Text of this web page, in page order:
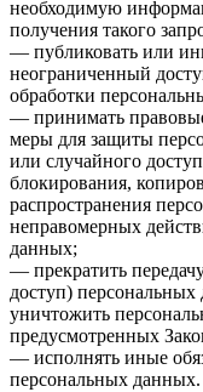
необходимую
получения такого
— публиковать или
неограниченный
обработки
— принимать
меры для защиты
или случайного
блокирования,
распространения
неправомерных
данных;
— прекратить
доступ) персональных
уничтожить
предусмотренных
— исполнять иные
персональных данных.